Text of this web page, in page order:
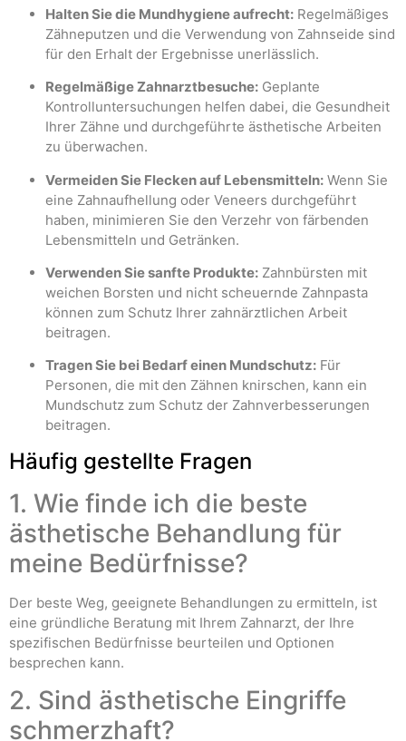
Halten Sie die Mundhygiene aufrecht: Regelmäßiges
Zähneputzen und die Verwendung von Zahnseide sind
für den Erhalt der Ergebnisse unerlässlich.
Regelmäßige Zahnarztbesuche: Geplante
Kontrolluntersuchungen helfen dabei, die Gesundheit
Ihrer Zähne und durchgeführte ästhetische Arbeiten
zu überwachen.
Vermeiden Sie Flecken auf Lebensmitteln: Wenn Sie
eine Zahnaufhellung oder Veneers durchgeführt
haben, minimieren Sie den Verzehr von färbenden
Lebensmitteln und Getränken.
Verwenden Sie sanfte Produkte: Zahnbürsten mit
weichen Borsten und nicht scheuernde Zahnpasta
können zum Schutz Ihrer zahnärztlichen Arbeit
beitragen.
Tragen Sie bei Bedarf einen Mundschutz: Für
Personen, die mit den Zähnen knirschen, kann ein
Mundschutz zum Schutz der Zahnverbesserungen
beitragen.
Häufig gestellte Fragen
1. Wie finde ich die beste
ästhetische Behandlung für
meine Bedürfnisse?
Der beste Weg, geeignete Behandlungen zu ermitteln, ist
eine gründliche Beratung mit Ihrem Zahnarzt, der Ihre
spezifischen Bedürfnisse beurteilen und Optionen
besprechen kann.
2. Sind ästhetische Eingriffe
schmerzhaft?